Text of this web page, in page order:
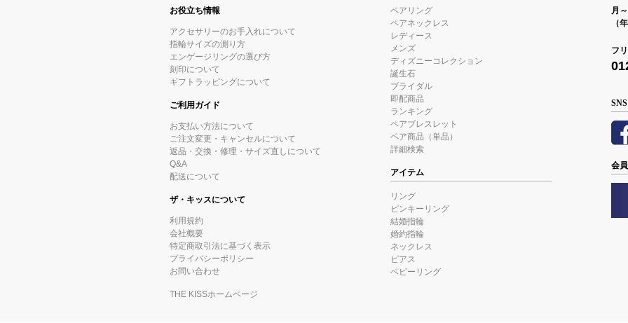
お役立ち情報
アクセサリーのお手入れについて
指輪サイズの測り方
エンゲージリングの選び方
刻印について
ギフトラッピングについて
ご利用ガイド
お支払い方法について
ご注文変更・キャンセルについて
返品・交換・修理・サイズ直しについて
Q&A
配送について
ザ・キッスについて
利用規約
会社概要
特定商取引法に基づく表示
プライバシーポリシー
お問い合わせ
THE KISSホームページ
ペアリング
ペアネックレス
レディース
メンズ
ディズニーコレクション
誕生石
ブライダル
即配商品
ランキング
ペアブレスレット
ペア商品（単品）
詳細検索
アイテム
リング
ピンキーリング
結婚指輪
婚約指輪
ネックレス
ピアス
ベビーリング
月
（
フ
SNS
会